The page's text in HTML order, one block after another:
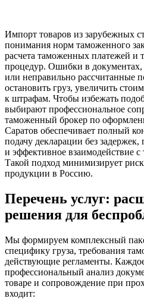
Импорт товаров из зарубежных
понимания норм таможенного
расчета таможенных платежей и
процедур. Ошибки в
или неправильно рассчитанные
остановить груз, увеличить
к штрафам. Чтобы избежать
выбирают профессиональное
таможенный брокер по
Саратов обеспечивает полный
подачу декларации без
и эффективное взаимодействие
Такой подход минимизирует
продукции в Россию.
Перечень услуг:
решения для
Мы формируем комплексный
специфику груза, требования
действующие регламенты.
профессиональный анализ
товаре и сопровождение при
входит: